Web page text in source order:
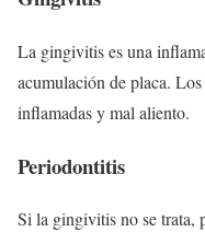
La gingivitis es una
acumulación de placa.
inflamadas y mal aliento.
Periodontitis
Si la gingivitis no se trata,